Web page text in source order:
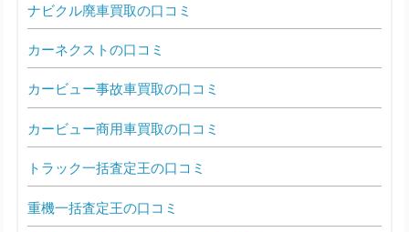
ナビクル廃車買取の口コミ
カーネクストの口コミ
カービュー事故車買取の口コミ
カービュー商用車買取の口コミ
トラック一括査定王の口コミ
重機一括査定王の口コミ